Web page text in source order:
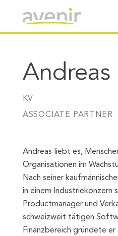
Andreas
KV
ASSOCIATE PARTNER
Andreas liebt es,
Organisationen im
Nach seiner
in einem Industriekonzern
Productmanager und
schweizweit tätigen
Finanzbereich gründete